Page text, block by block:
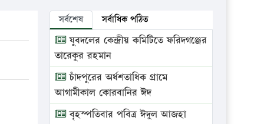
সর্বশেষ সর্বাধিক পঠিত
যুবদলের কেন্দ্রীয় কমিটিতে ফরিদগঞ্জের
তারেকুর রহমান
চাঁদপুরের অর্ধশতাধিক গ্রামে
আগামীকাল কোরবানির ঈদ
বৃহস্পতিবার পবিত্র ঈদুল আজহা